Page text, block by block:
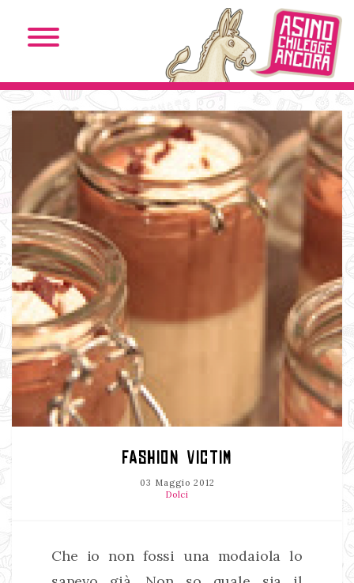
FASHION VICTIM
03 Maggio 2012
Dolci
Che io non fossi una modaiola lo